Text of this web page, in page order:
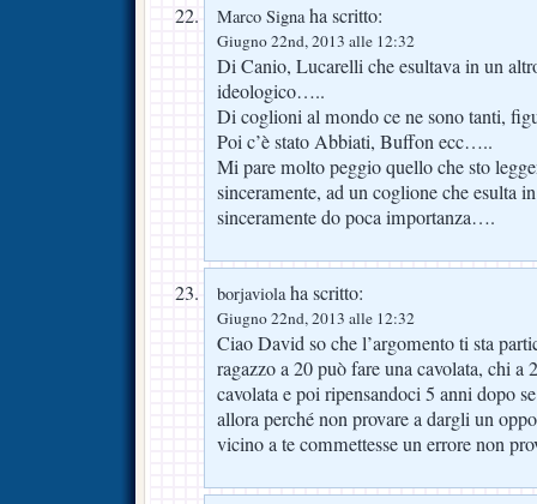
Marco Signaha scritto:
Giugno 22nd, 2013 alle 12:32
Di Canio, Lucarelli che esultava in un
ideologico…..
Di coglioni al mondo ce ne sono tanti,
Poi c’è stato Abbiati, Buffon ecc…..
Mi pare molto peggio quello che sto
sinceramente, ad un coglione che esulta
sinceramente do poca importanza….
borjaviolaha scritto:
Giugno 22nd, 2013 alle 12:32
Ciao David so che l’argomento ti sta
ragazzo a 20 può fare una cavolata, chi a
cavolata e poi ripensandoci 5 anni dopo
allora perché non provare a dargli un
vicino a te commettesse un errore non